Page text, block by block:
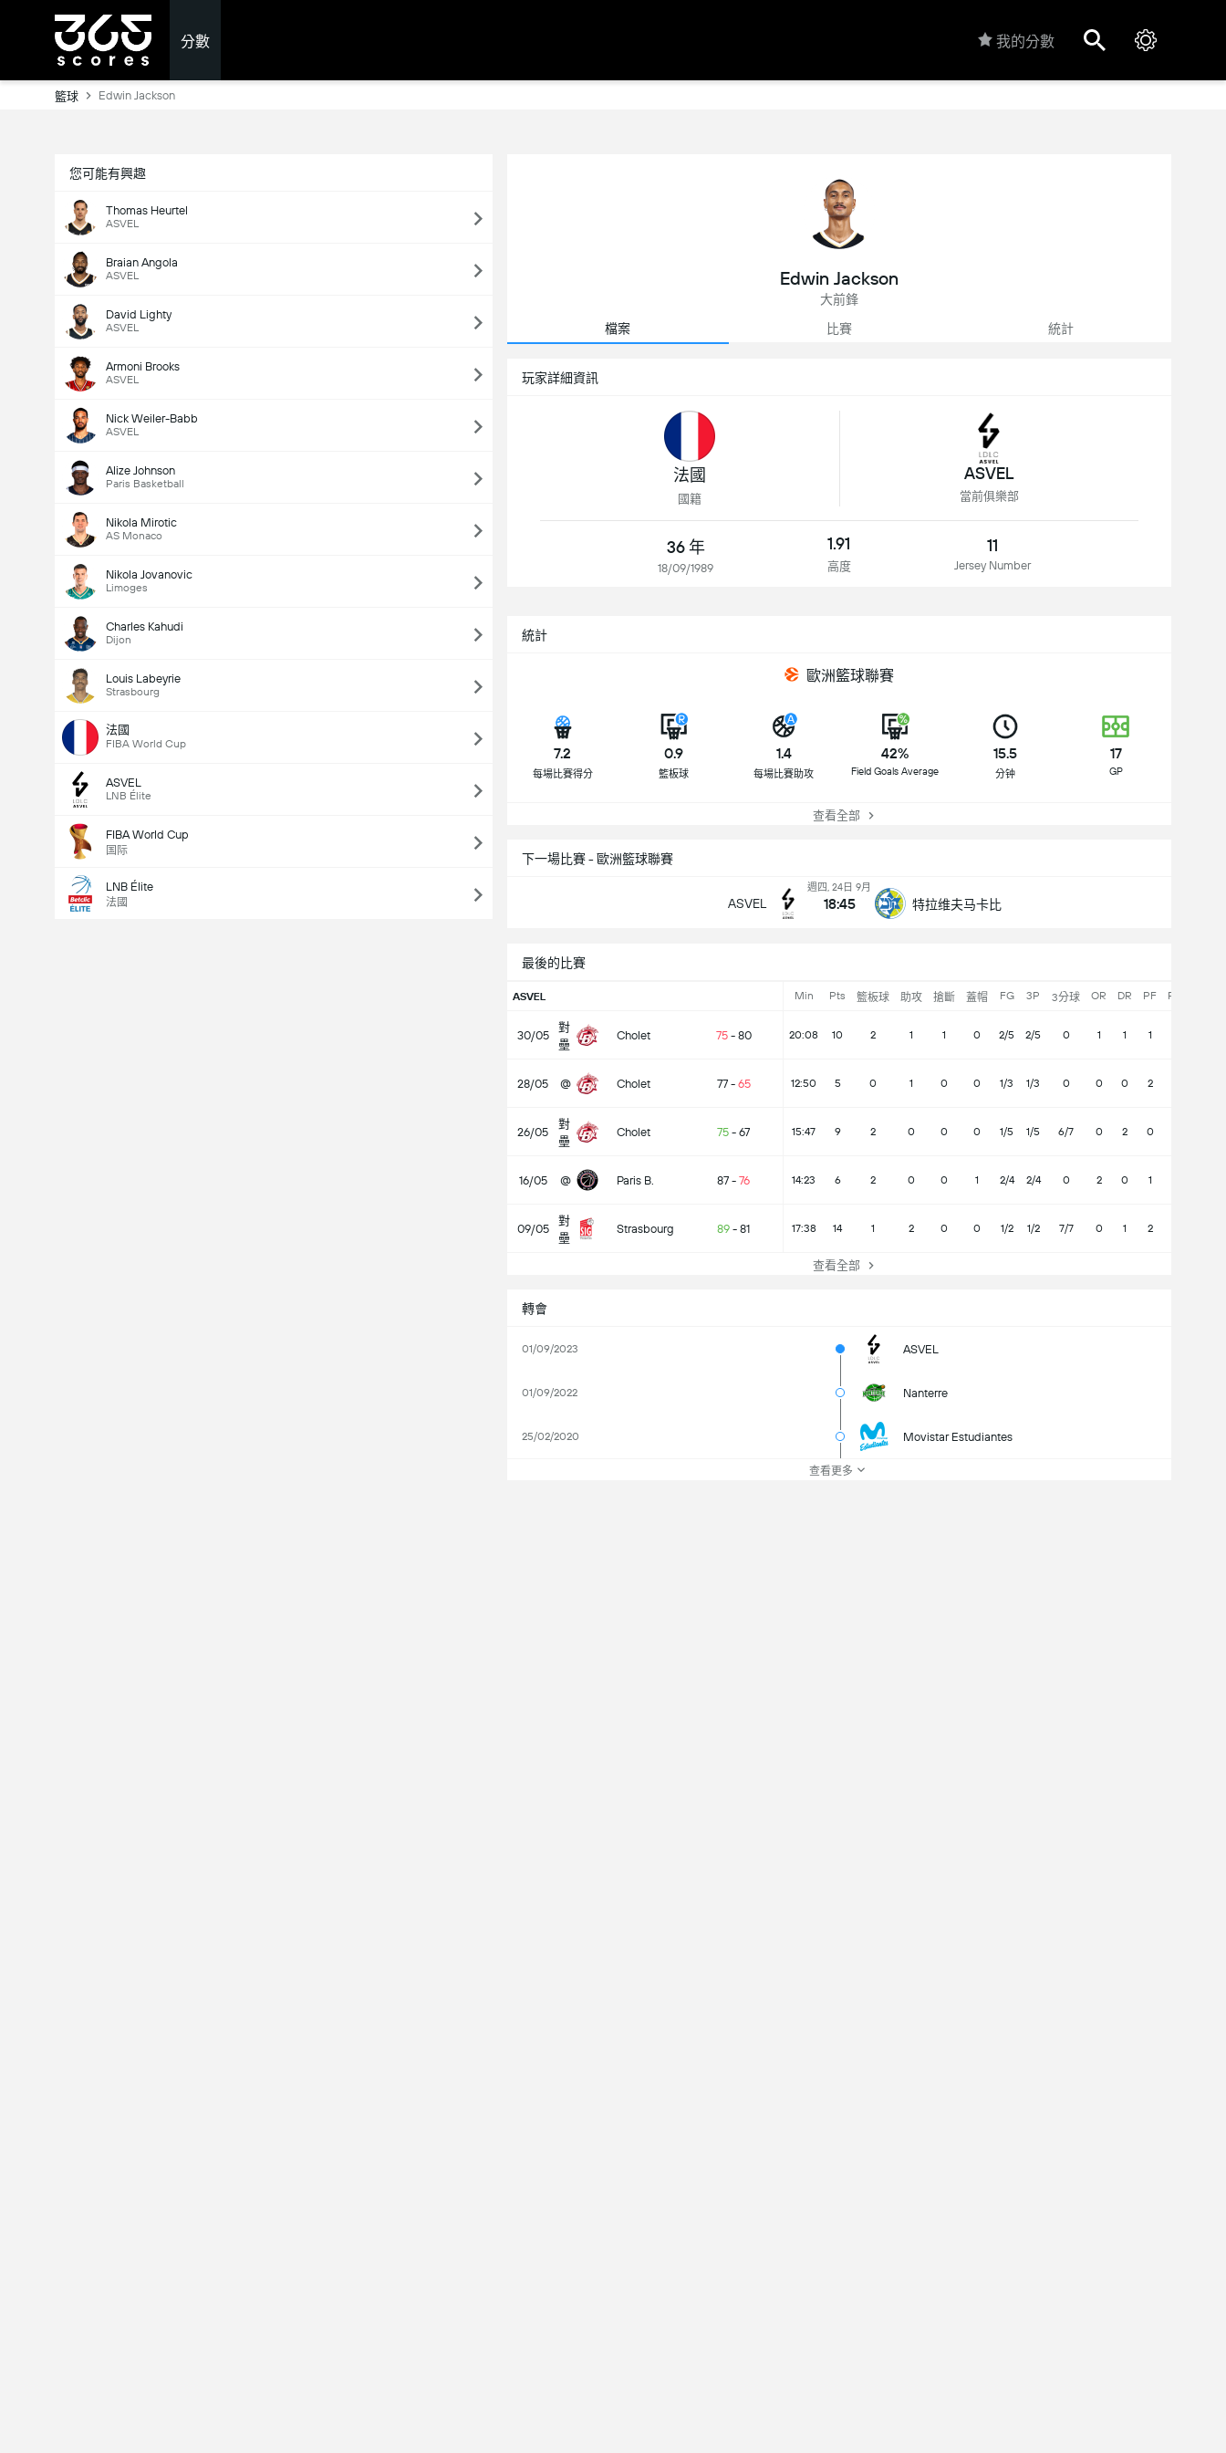
分數 我的分數
籃球 Edwin Jackson
您可能有興趣
Thomas Heurtel
ASVEL
Braian Angola
ASVEL
David Lighty
ASVEL
Armoni Brooks
ASVEL
Nick Weiler-Babb
ASVEL
Alize Johnson
Paris Basketball
Nikola Mirotic
AS Monaco
Nikola Jovanovic
Limoges
Charles Kahudi
Dijon
Louis Labeyrie
Strasbourg
法國
FIBA World Cup
ASVEL
LNB Élite
FIBA World Cup
国际
LNB Élite
法國
Edwin Jackson
大前鋒
檔案
比賽 統計
玩家詳細資訊
法國
國籍
ASVEL
當前俱樂部
36 年
18/09/1989
1.91
高度
11
Jersey Number
統計
歐洲籃球聯賽
7.2
每場比賽得分
0.9
籃板球
1.4
每場比賽助攻
42%
Field Goals Average
15.5
分钟
17
GP
查看全部
下一場比賽 - 歐洲籃球聯賽
ASVEL
週四, 24日 9月
18:45 特拉维夫马卡比
最後的比賽
ASVEL Min Pts 籃板球 助攻 搶斷 蓋帽 FG 3P 3分球 OR DR PF PF
30/05
對
壘
Cholet 75- 80 20:08 10 2 1 1 0 2/5 2/5 0 1 1 1
28/05 @ Cholet 77- 65 12:50 5 0 1 0 0 1/3 1/3 0 0 0 2
26/05
對
壘
Cholet 75 - 67 15:47 9 2 0 0 0 1/5 1/5 6/7 0 2 0
16/05 @ Paris B. 87 - 76 14:23 6 2 0 0 1 2/4 2/4 0 2 0 1
09/05
對
壘
Strasbourg 89 - 81 17:38 14 1 2 0 0 1/2 1/2 7/7 0 1 2
查看全部
轉會
01/09/2023 ASVEL
01/09/2022 Nanterre
25/02/2020 Movistar Estudiantes
查看更多